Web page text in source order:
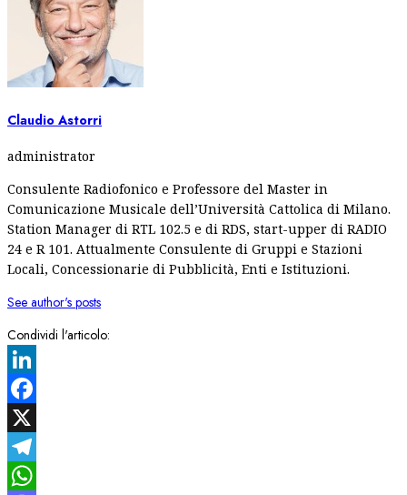
Claudio Astorri
administrator
Consulente Radiofonico e Professore del Master in
Comunicazione Musicale dell’Università Cattolica di Milano.
Station Manager di RTL 102.5 e di RDS, start-upper di RADIO
24 e R 101. Attualmente Consulente di Gruppi e Stazioni
Locali, Concessionarie di Pubblicità, Enti e Istituzioni.
See author's posts
Condividi l'articolo:
LinkedIn
Facebook
X
Telegram